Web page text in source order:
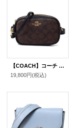
【COACH】コーチ コーティングキャンバス スムースレザー シグネチャー ベルトバッグ 3way ショルダー 斜め掛け クラッチ ウエスト ヒップバッグ ブラウン×ブラック〔日本未発売〕
19,800円(税込)